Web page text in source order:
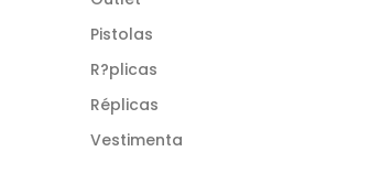
Pistolas
R?plicas
Réplicas
Vestimenta